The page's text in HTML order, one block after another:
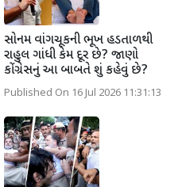
સોનમ વાંગચૂકની ભૂખ હડતાળથી
રાહુલ ગાંધી કેમ દૂર છે? જાણો
કોંગ્રેસનું આ બાબતે શું કહેવું છે?
Published On 16 Jul 2026 11:31:13